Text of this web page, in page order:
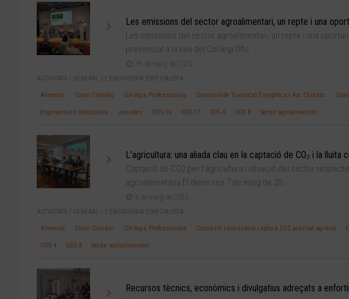
Les emissions del sector agroalimentari, un repte i una
Les emissions del sector agroalimentari, un repte i una
presencial a la seu del Col·legi Ofic...
19 de maig de 2025
ACTIVITATS GENERAL L'ENGINYER/A ESPECIALISTA
Aliments Canvi Climàtic Col·legis Professionals Comissió de Transició Energètica i Xoc Climàtic
Enginyers/es Industrials Jornades ODS 16 ODS 17 ODS 4 ODS 8 Sector agroalimentari
L’agricultura: una aliada clau en la captació de CO₂ i la
Captació de CO2 per l’agricultura i situació del sector
agroalimentària El dimecres 7 de maig de 20...
8 de maig de 2025
ACTIVITATS GENERAL L'ENGINYER/A ESPECIALISTA
Aliments Canvi Climàtic Col·legis Professionals Comissió valorització captura CO2 activitat agrària
ODS 4 ODS 8 Sector agroalimentari
Recursos tècnics, econòmics i divulgatius adreçats a